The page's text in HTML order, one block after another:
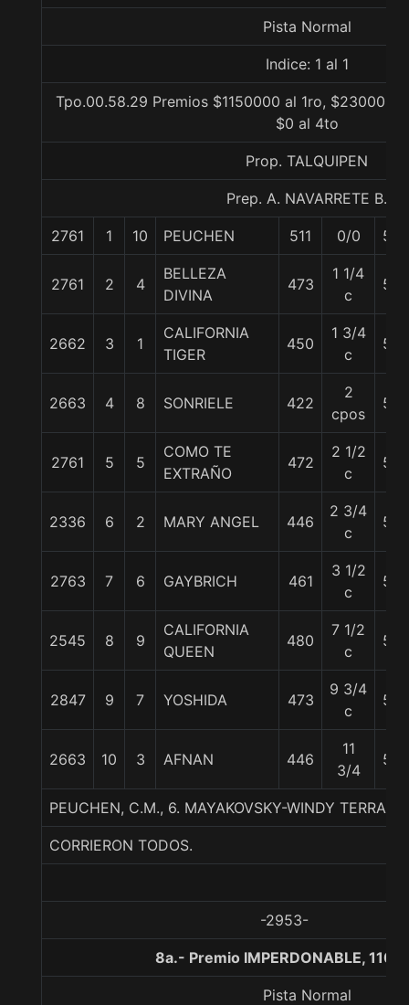
Pista Normal
Indice: 1 al 1
Tpo.00.58.29 Premios $1150000 al 1ro, $230000
$0 al 4to
Prop. TALQUIPEN
Prep. A. NAVARRETE B.
2761 1 10 PEUCHEN 511 0/0 55
2761 2 4
BELLEZA
DIVINA
473
1 1/4
c
55
2662 3 1
CALIFORNIA
TIGER
450
1 3/4
c
55
2663 4 8 SONRIELE 422
2
cpos
56
2761 5 5
COMO TE
EXTRAÑO
472
2 1/2
c
55
2336 6 2 MARY ANGEL 446
2 3/4
c
56
2763 7 6 GAYBRICH 461
3 1/2
c
56
2545 8 9
CALIFORNIA
QUEEN
480
7 1/2
c
56
2847 9 7 YOSHIDA 473
9 3/4
c
56
2663 10 3 AFNAN 446
11
3/4
56
PEUCHEN, C.M., 6. MAYAKOVSKY-WINDY
CORRIERON TODOS.
-2953-
8a.- Premio IMPERDONABLE,
Pista Normal